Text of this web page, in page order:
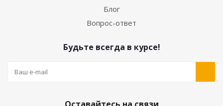
Блог
Вопрос-ответ
Будьте всегда в курсе!